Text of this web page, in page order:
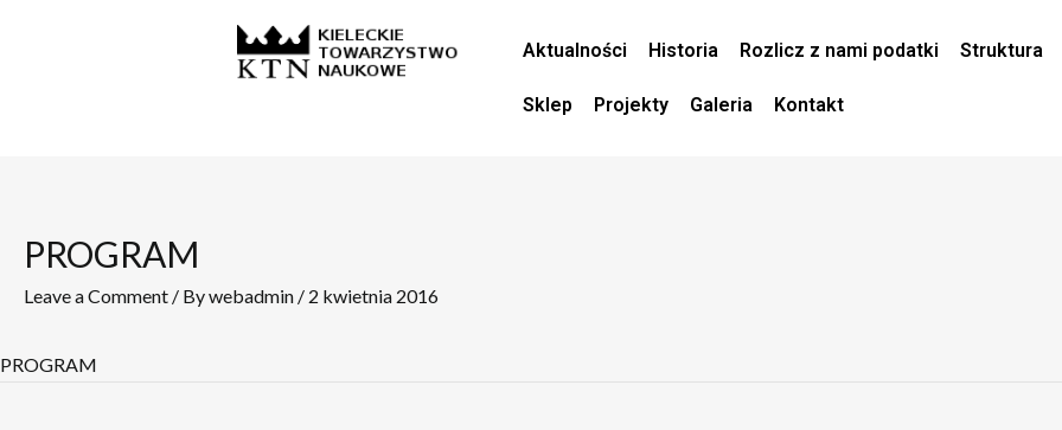
Aktualności Historia Rozlicz z nami podatki Struktura
Sklep Projekty Galeria Kontakt
PROGRAM
Leave a Comment / Bywebadmin / 2 kwietnia 2016
PROGRAM